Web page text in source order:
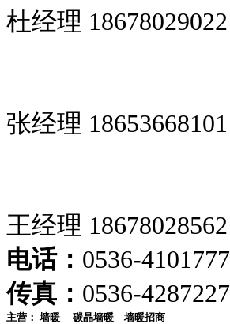
杜经理 18678029022
张经理 18653668101
王经理 18678028562
电话： 0536-4101777
传真： 0536-4287227
主营： 墙暖 碳晶墙暖 墙暖招商